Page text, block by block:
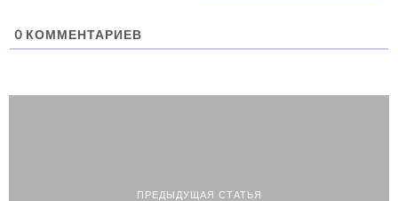
0 КОММЕНТАРИЕВ
ПРЕДЫДУЩАЯ СТАТЬЯ